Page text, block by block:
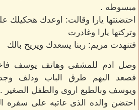
مبسوطه .
احتضنتها يارا وقالت: اوعدك هحكيلك
وتركتها يارا وغادرت
فتنهدت مريم: ربنا يسعدك ويريح بالك
وصل ادم للمشفى وهاتف يوسف
فصعد اليهم طرق الباب ودلف
ويوسف وبالطبع اروى والطفل الصغير
احتضن والده الذى عاتبه على سفره